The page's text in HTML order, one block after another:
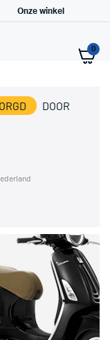
Onze winkel
0
DOOR